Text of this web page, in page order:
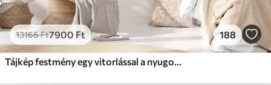
13166Ft7900 Ft 188
Tájkép festmény egy vitorlással a nyugodt tengeren, narancssárga és sárga égbolt, távoli hegyek